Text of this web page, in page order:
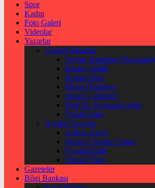
Spor
Kadın
Foto Galeri
Videolar
Yazarlar
Güncel Yazarlar
Şeyma Karateke (Başyazar)
Erkan Çakıllı
Hakan Akın
Metin Özdoğan
Mustafa Düzenli
Prof Dr. Ramazan Abay
Yusuf Bolat
Ayrılan Yazarlar
Gülten Abacı
Mustafa Kemal Yonat
Neval Kütük
Şirvan Yüce
Gazeteler
Bilgi Bankası